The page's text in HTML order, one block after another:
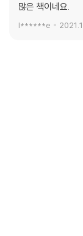
많은 책이네요.
l******e